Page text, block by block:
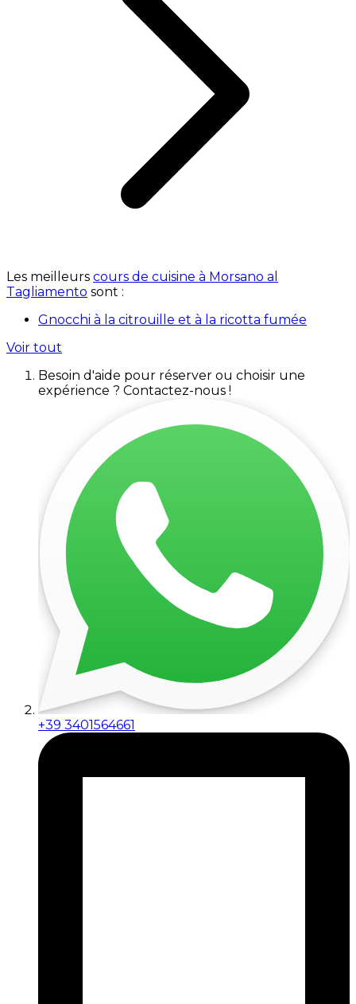
Les meilleurs cours de cuisine à Morsano al
Tagliamento sont :
Gnocchi à la citrouille et à la ricotta fumée
Voir tout
Besoin d'aide pour réserver ou choisir une
expérience ? Contactez-nous !
+39 3401564661